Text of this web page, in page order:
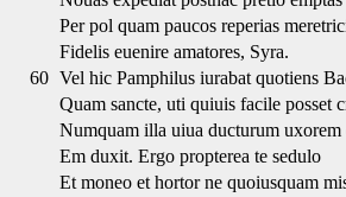
Per pol quam paucos reperias
Fidelis euenire amatores, Syra.
60 Vel hic Pamphilus iurabat quotiens
Quam sancte, uti quiuis facile posset
Numquam illa uiua ducturum uxorem
Em duxit. Ergo propterea te sedulo
Et moneo et hortor ne quoiusquam